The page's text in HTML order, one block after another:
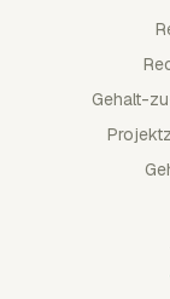
Gehalt-